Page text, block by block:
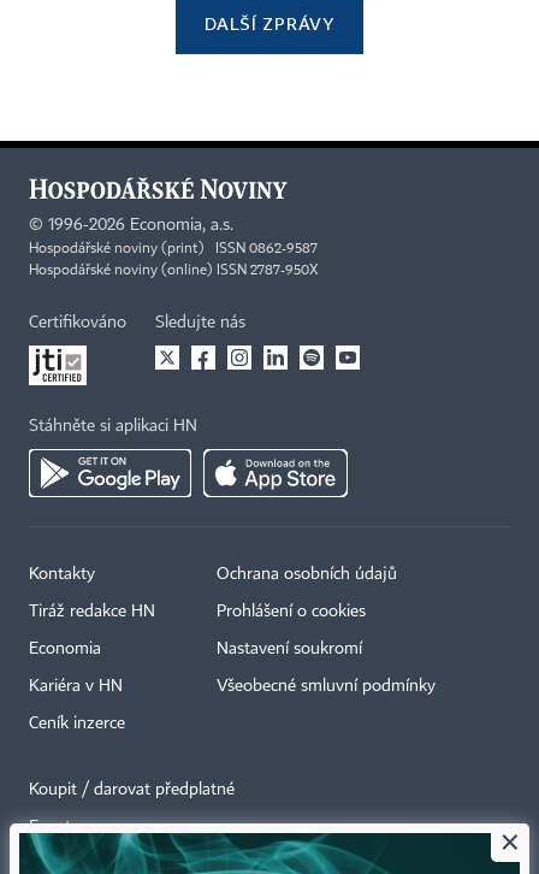
DALŠÍ ZPRÁVY
© 1996-2026 Economia, a.s.
Hospodářské noviny (print) ISSN 0862-9587
Hospodářské noviny (online) ISSN 2787-950X
Certifikováno Sledujte nás
Stáhněte si aplikaci HN
Kontakty
Tiráž redakce HN
Economia
Kariéra v HN
Ceník inzerce
Ochrana osobních údajů
Prohlášení o cookies
Nastavení soukromí
Všeobecné smluvní podmínky
Koupit / darovat předplatné
Eventy
Newslettery
×